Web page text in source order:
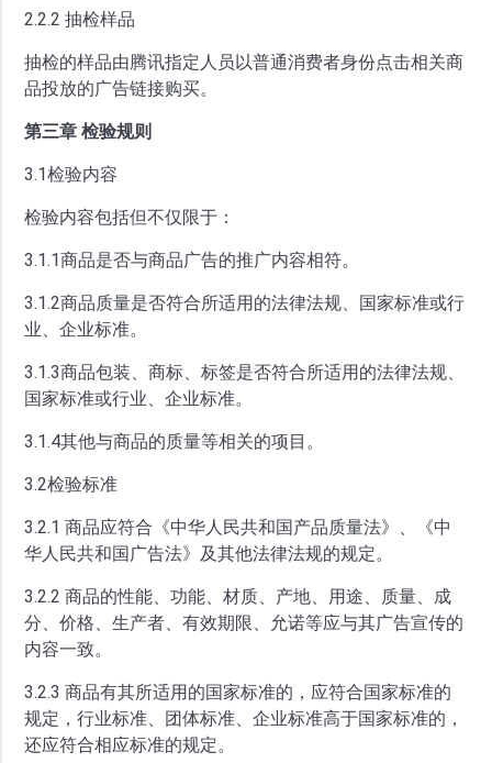
2.2.2 抽检样品
抽检的样品由腾讯指定人员以普通消费者身份点击相关商
品投放的广告链接购买。
第三章 检验规则
3.1检验内容
检验内容包括但不仅限于：
3.1.1商品是否与商品广告的推广内容相符。
3.1.2商品质量是否符合所适用的法律法规、国家标准或行
业、企业标准。
3.1.3商品包装、商标、标签是否符合所适用的法律法规、
国家标准或行业、企业标准。
3.1.4其他与商品的质量等相关的项目。
3.2检验标准
3.2.1 商品应符合《中华人民共和国产品质量法》、《中
华人民共和国广告法》及其他法律法规的规定。
3.2.2 商品的性能、功能、材质、产地、用途、质量、成
分、价格、生产者、有效期限、允诺等应与其广告宣传的
内容一致。
3.2.3 商品有其所适用的国家标准的，应符合国家标准的
规定，行业标准、团体标准、企业标准高于国家标准的，
还应符合相应标准的规定。